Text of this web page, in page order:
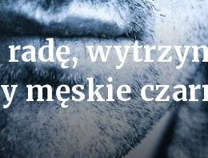
radę,
męskie